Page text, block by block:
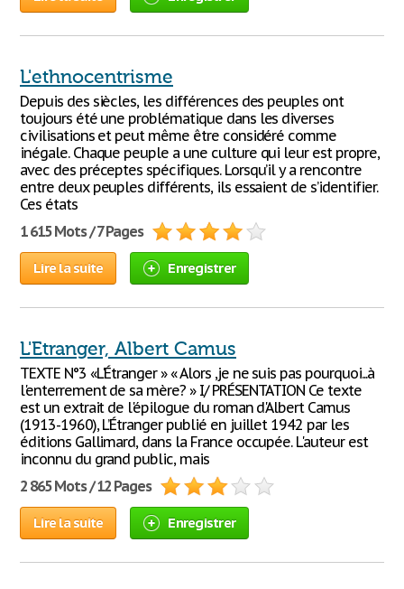
L'ethnocentrisme
Depuis des siècles, les différences des peuples ont
toujours été une problématique dans les diverses
civilisations et peut même être considéré comme
inégale. Chaque peuple a une culture qui leur est propre,
avec des préceptes spécifiques. Lorsqu’il y a rencontre
entre deux peuples différents, ils essaient de s’identifier.
Ces états
1 615 Mots / 7 Pages
Lire la suite Enregistrer
L'Etranger, Albert Camus
TEXTE N°3 «L'Étranger » « Alors ,je ne suis pas pourquoi...à
l'enterrement de sa mère? » I/ PRÉSENTATION Ce texte
est un extrait de l'épilogue du roman d'Albert Camus
(1913-1960), L’Étranger publié en juillet 1942 par les
éditions Gallimard, dans la France occupée. L'auteur est
inconnu du grand public, mais
2 865 Mots / 12 Pages
Lire la suite Enregistrer